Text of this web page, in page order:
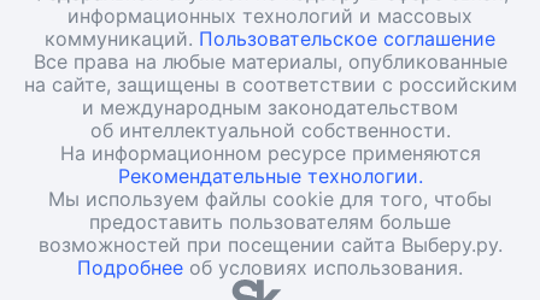
информационных технологий и массовых
коммуникаций. Пользовательское соглашение
Все права на любые материалы, опубликованные
на сайте, защищены в соответствии с российским
и международным законодательством
об интеллектуальной собственности.
На информационном ресурсе применяются
Рекомендательные технологии.
Мы используем файлы cookie для того, чтобы
предоставить пользователям больше
возможностей при посещении сайта Выберу.ру.
Подробнее об условиях использования.